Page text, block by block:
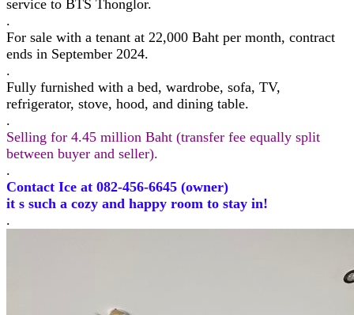
service to BTS Thonglor.
.
For sale with a tenant at 22,000 Baht per month, contract
ends in September 2024.
.
Fully furnished with a bed, wardrobe, sofa, TV,
refrigerator, stove, hood, and dining table.
.
Selling for 4.45 million Baht (transfer fee equally split
between buyer and seller).
.
Contact Ice at 082-456-6645 (owner)
it s such a cozy and happy room to stay in!
.